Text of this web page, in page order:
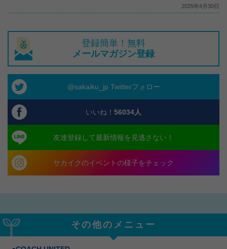
2025年4月30日
登録簡単！無料
メールマガジン登録
@sakaiku_jp Twitterフォロー
いいね！ 56034人
友達登録して最新情報を見逃さない！
サカイクのイベントの様子をチェック
その他のメニュー